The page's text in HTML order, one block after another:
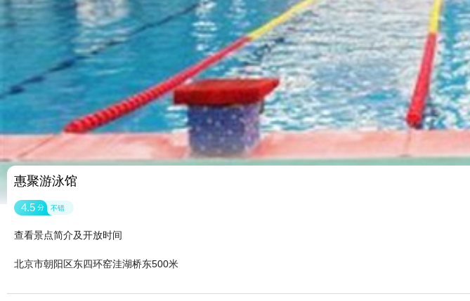
惠聚游泳馆
4.5 分 不错
查看景点简介及开放时间
北京市朝阳区东四环窑洼湖桥东500米